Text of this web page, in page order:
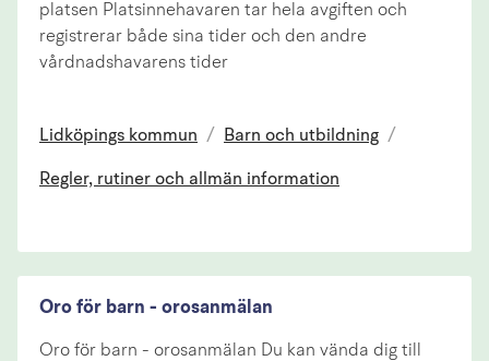
platsen Platsinnehavaren tar hela avgiften och
registrerar både sina tider och den andre
vårdnadshavarens tider
Lidköpings kommun / Barn och utbildning /
Regler, rutiner och allmän information
Oro för barn - orosanmälan
Oro för barn - orosanmälan Du kan vända dig till